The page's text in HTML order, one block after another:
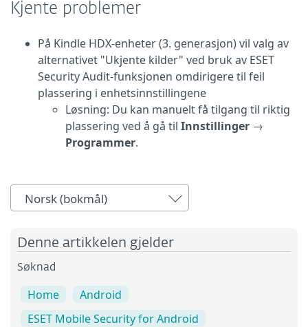
Kjente problemer
På Kindle HDX-enheter (3. generasjon) vil valg av
alternativet "Ukjente kilder" ved bruk av ESET
Security Audit-funksjonen omdirigere til feil
plassering i enhetsinnstillingene
Løsning: Du kan manuelt få tilgang til riktig
plassering ved å gå til Innstillinger →
Programmer.
Norsk (bokmål)
Denne artikkelen gjelder
Søknad
Home
Android
ESET Mobile Security for Android